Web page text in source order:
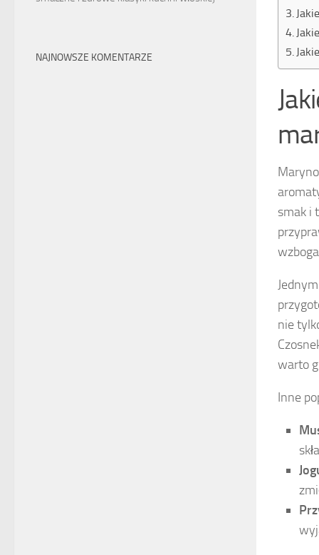
smak i
nie
warto
Inne
NAJNOWSZE KOMENTARZE